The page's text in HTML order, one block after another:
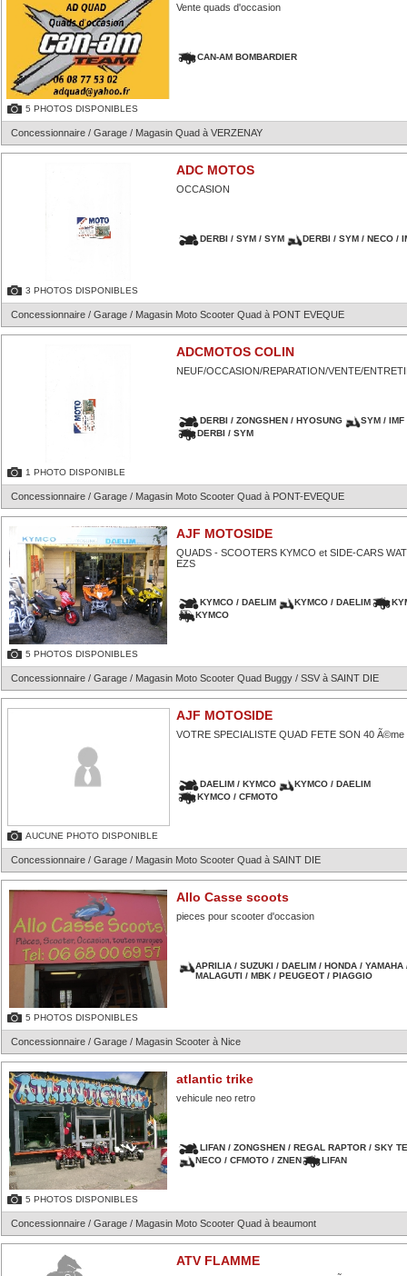
5 PHOTOS DISPONIBLES
Vente quads d'occasion
CAN-AM BOMBARDIER
Concessionnaire / Garage / Magasin Quad à VERZENAY
3 PHOTOS DISPONIBLES
ADC MOTOS
OCCASION
DERBI / SYM / SYM DERBI / SYM / NECO /
Concessionnaire / Garage / Magasin Moto Scooter Quad à PONT EVEQUE
1 PHOTO DISPONIBLE
ADCMOTOS COLIN
NEUF/OCCASION/REPARATION/VENTE/
DERBI / ZONGSHEN / HYOSUNG
SYM / IMF
DERBI / SYM
Concessionnaire / Garage / Magasin Moto Scooter Quad à PONT-EVEQUE
5 PHOTOS DISPONIBLES
AJF MOTOSIDE
QUADS - SCOOTERS KYMCO et SIDE-CARS
EZS
KYMCO / DAELIM KYMCO / DAELIM
KYMCO
Concessionnaire / Garage / Magasin Moto Scooter Quad Buggy / SSV à SAINT DIE
AUCUNE PHOTO DISPONIBLE
AJF MOTOSIDE
VOTRE SPECIALISTE QUAD FETE SON 40
DAELIM / KYMCO
KYMCO / DAELIM
KYMCO / CFMOTO
Concessionnaire / Garage / Magasin Moto Scooter Quad à SAINT DIE
5 PHOTOS DISPONIBLES
Allo Casse scoots
pieces pour scooter d'occasion
APRILIA / SUZUKI / DAELIM / HONDA / YAMAHA
MALAGUTI / MBK / PEUGEOT / PIAGGIO
Concessionnaire / Garage / Magasin Scooter à Nice
5 PHOTOS DISPONIBLES
atlantic trike
vehicule neo retro
LIFAN / ZONGSHEN / REGAL RAPTOR / SKY
NECO / CFMOTO / ZNEN
LIFAN
Concessionnaire / Garage / Magasin Moto Scooter Quad à beaumont
ATV FLAMME